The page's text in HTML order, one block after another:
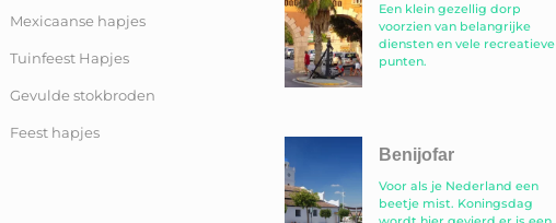
Mexicaanse hapjes
Tuinfeest Hapjes
Gevulde stokbroden
Feest hapjes
Een klein gezellig dorp
voorzien van belangrijke
diensten en vele recreatieve
punten.
Benijofar
Voor als je Nederland een
beetje mist. Koningsdag